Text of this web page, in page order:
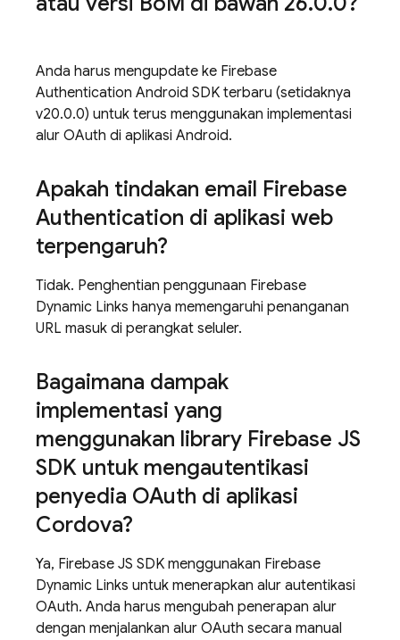
Anda harus mengupdate ke Firebase
Authentication Android SDK terbaru (setidaknya
v20.0.0) untuk terus menggunakan implementasi
alur OAuth di aplikasi Android.
Apakah tindakan email Firebase
Authentication di aplikasi web
terpengaruh?
Tidak. Penghentian penggunaan Firebase
Dynamic Links hanya memengaruhi penanganan
URL masuk di perangkat seluler.
Bagaimana dampak
implementasi yang
menggunakan library Firebase JS
SDK untuk mengautentikasi
penyedia OAuth di aplikasi
Cordova?
Ya, Firebase JS SDK menggunakan Firebase
Dynamic Links untuk menerapkan alur autentikasi
OAuth. Anda harus mengubah penerapan alur
dengan menjalankan alur OAuth secara manual